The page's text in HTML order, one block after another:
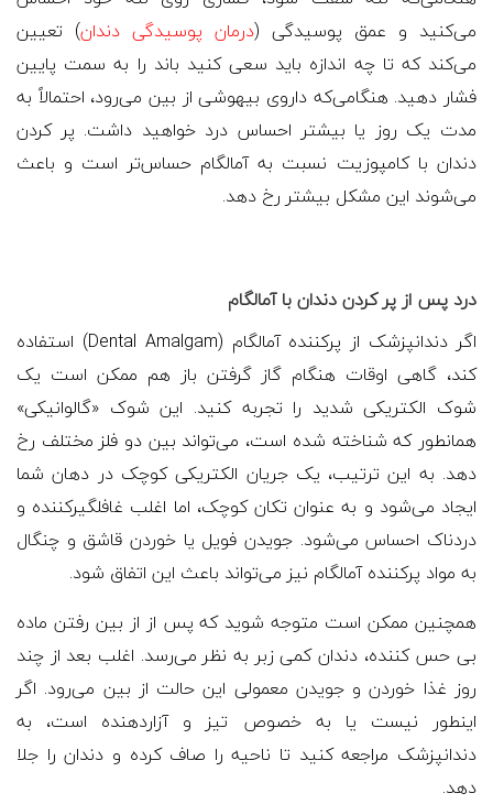
می‌کنید و عمق پوسیدگی (درمان پوسیدگی دندان) تعیین
می‌کند که تا چه اندازه باید سعی کنید باند را به سمت پایین
فشار دهید. هنگامی‌که داروی بیهوشی از بین می‌رود، احتمالاً به
مدت یک روز یا بیشتر احساس درد خواهید داشت. پر کردن
دندان با کامپوزیت نسبت به آمالگام حساس‌تر است و باعث
می‌شوند این مشکل بیشتر رخ دهد.
درد پس از پر کردن دندان با آمالگام
اگر دندانپزشک از پرکننده آمالگام (Dental Amalgam) استفاده
کند، گاهی اوقات هنگام گاز گرفتن باز هم ممکن است یک
شوک الکتریکی شدید را تجربه کنید. این شوک «گالوانیکی»
همانطور که شناخته شده است، می‌تواند بین دو فلز مختلف رخ
دهد. به این ترتیب، یک جریان الکتریکی کوچک در دهان شما
ایجاد می‌شود و به عنوان تکان کوچک، اما اغلب غافلگیرکننده و
دردناک احساس می‌شود. جویدن فویل یا خوردن قاشق و چنگال
به مواد پرکننده آمالگام نیز می‌تواند باعث این اتفاق شود.
همچنین ممکن است متوجه شوید که پس از از بین رفتن ماده
بی حس کننده، دندان کمی زبر به نظر می‌رسد. اغلب بعد از چند
روز غذا خوردن و جویدن معمولی این حالت از بین می‌رود. اگر
اینطور نیست یا به خصوص تیز و آزاردهنده است، به
دندانپزشک مراجعه کنید تا ناحیه را صاف کرده و دندان را جلا
دهد.